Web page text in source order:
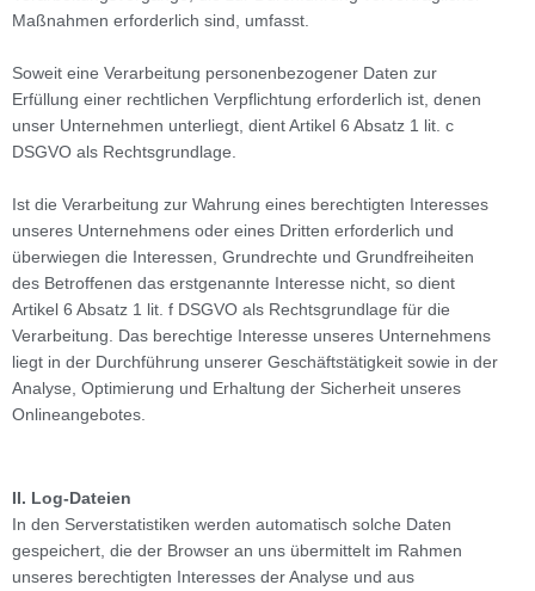
Maßnahmen erforderlich sind, umfasst.
Soweit eine Verarbeitung personenbezogener Daten zur
Erfüllung einer rechtlichen Verpflichtung erforderlich ist, denen
unser Unternehmen unterliegt, dient Artikel 6 Absatz 1 lit. c
DSGVO als Rechtsgrundlage.
Ist die Verarbeitung zur Wahrung eines berechtigten Interesses
unseres Unternehmens oder eines Dritten erforderlich und
überwiegen die Interessen, Grundrechte und Grundfreiheiten
des Betroffenen das erstgenannte Interesse nicht, so dient
Artikel 6 Absatz 1 lit. f DSGVO als Rechtsgrundlage für die
Verarbeitung. Das berechtige Interesse unseres Unternehmens
liegt in der Durchführung unserer Geschäftstätigkeit sowie in der
Analyse, Optimierung und Erhaltung der Sicherheit unseres
Onlineangebotes.
II. Log-Dateien
In den Serverstatistiken werden automatisch solche Daten
gespeichert, die der Browser an uns übermittelt im Rahmen
unseres berechtigten Interesses der Analyse und aus